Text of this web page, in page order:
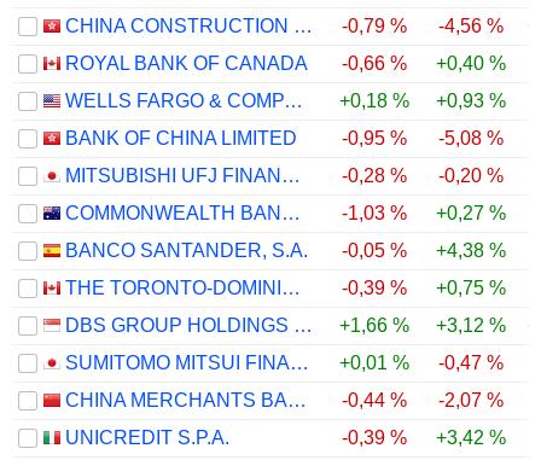
CHINA CONSTRUCTION BANK CORPORATION
-0,79 % -4,56 %
ROYAL BANK OF CANADA
-0,66 % +0,40 %
WELLS FARGO & COMPANY
+0,18 % +0,93 %
BANK OF CHINA LIMITED
-0,95 % -5,08 %
MITSUBISHI UFJ FINANCIAL GROUP, INC.
-0,28 % -0,20 %
COMMONWEALTH BANK OF AUSTRALIA
-1,03 % +0,27 %
BANCO SANTANDER, S.A.
-0,05 % +4,38 %
THE TORONTO-DOMINION BANK
-0,39 % +0,75 %
DBS GROUP HOLDINGS LTD
+1,66 % +3,12 %
SUMITOMO MITSUI FINANCIAL GROUP, INC.
+0,01 % -0,47 %
CHINA MERCHANTS BANK CO., LTD.
-0,44 % -2,07 %
UNICREDIT S.P.A.
-0,39 % +3,42 %